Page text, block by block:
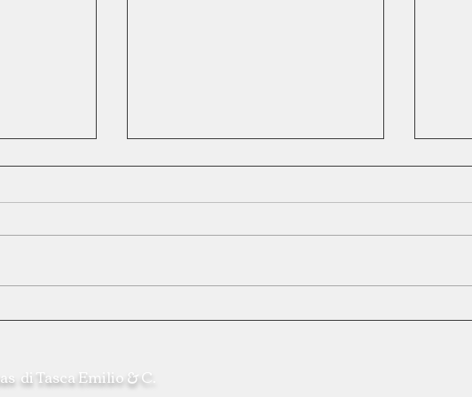
Abbinamento RT - POS
di Tasca Emilio & C.